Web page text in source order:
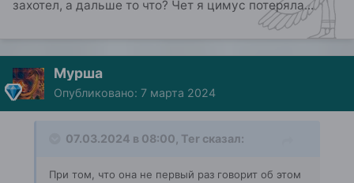
захотел, а дальше то что? Чет я цимус потеряла...
Мурша
Опубликовано: 7 марта 2024
07.03.2024 в 08:00, Ter сказал:
При том, что она не первый раз говорит об этом